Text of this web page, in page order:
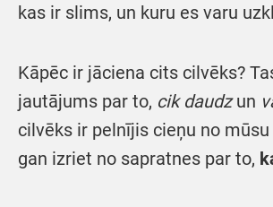
kas ir slims, un kuru es varu
Kāpēc ir jāciena cits cilvēks?
jautājums par to, cik daudzun
cilvēks ir pelnījis cieņu no mūsu
gan izriet no sapratnes par to,